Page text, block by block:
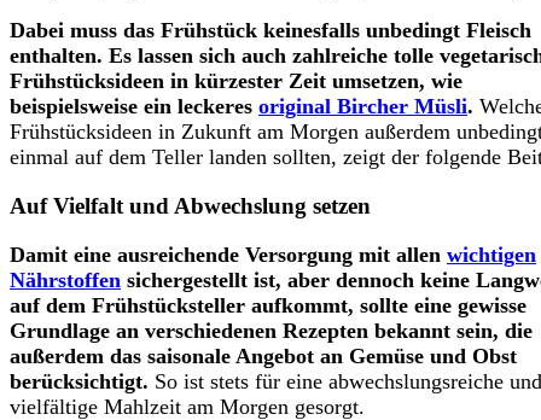
Dabei muss das Frühstück keinesfalls unbedingt Fleisch
enthalten. Es lassen sich auch zahlreiche tolle
Frühstücksideen in kürzester Zeit umsetzen, wie
beispielsweise ein leckeres original Bircher Müsli.
Frühstücksideen in Zukunft am Morgen außerdem
einmal auf dem Teller landen sollten, zeigt der folgende
Auf Vielfalt und Abwechslung setzen
Damit eine ausreichende Versorgung mit allen wichtigen
Nährstoffen sichergestellt ist, aber dennoch keine
auf dem Frühstücksteller aufkommt, sollte eine gewisse
Grundlage an verschiedenen Rezepten bekannt sein, die
außerdem das saisonale Angebot an Gemüse und Obst
berücksichtigt. So ist stets für eine abwechslungsreiche und
vielfältige Mahlzeit am Morgen gesorgt.